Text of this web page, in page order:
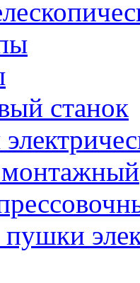
станок
монтажный